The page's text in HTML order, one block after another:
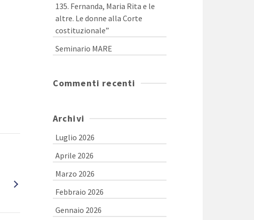
135. Fernanda, Maria Rita e le
altre. Le donne alla Corte
costituzionale”
Seminario MARE
Commenti recenti
Archivi
Luglio 2026
Aprile 2026
Marzo 2026
Febbraio 2026
Gennaio 2026